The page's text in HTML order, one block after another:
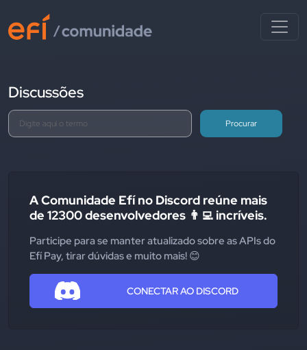
Discussões
Procurar
A Comunidade Efí no Discord reúne mais
de 12300 desenvolvedores 👨‍💻 incríveis.
Participe para se manter atualizado sobre as APIs do
Efí Pay, tirar dúvidas e muito mais! 😊
CONECTAR AO DISCORD